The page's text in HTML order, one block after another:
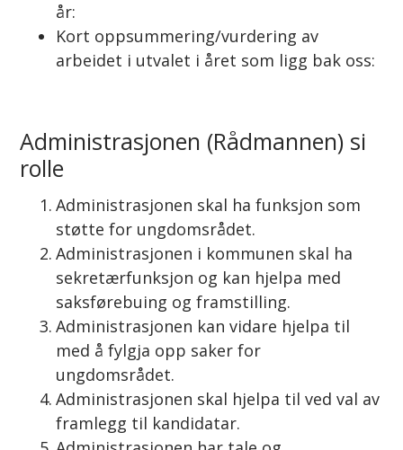
år:
Kort oppsummering/vurdering av
arbeidet i utvalet i året som ligg bak oss:
Administrasjonen (Rådmannen) si
rolle
Administrasjonen skal ha funksjon som
støtte for ungdomsrådet.
Administrasjonen i kommunen skal ha
sekretærfunksjon og kan hjelpa med
saksførebuing og framstilling.
Administrasjonen kan vidare hjelpa til
med å fylgja opp saker for
ungdomsrådet.
Administrasjonen skal hjelpa til ved val av
framlegg til kandidatar.